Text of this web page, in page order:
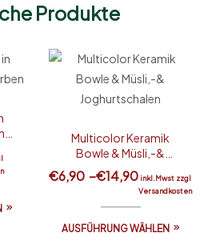
Produkte
Multicolor Keramik
Bowle & Müsli,-&
Joghurtschalen
€6,90 –€14,90 inkl.Mwst zzgl
Versandkosten
AUSFÜHRUNG WÄHLEN